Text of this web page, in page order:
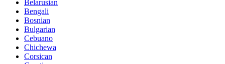
Belarusian
Bengali
Bosnian
Bulgarian
Cebuano
Chichewa
Corsican